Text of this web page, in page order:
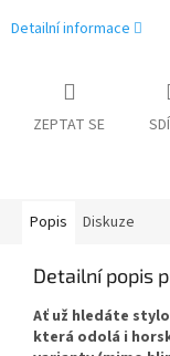
Detailní informace
ZEPTAT SE
Popis Diskuze
Detailní popis
Ať už hledáte
která odolá i